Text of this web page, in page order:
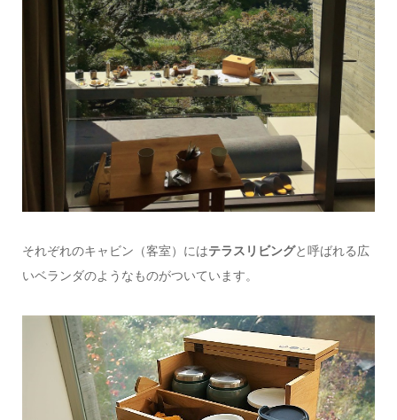
それぞれのキャビン（客室）にはテラスリビングと呼ばれる広
いベランダのようなものがついています。